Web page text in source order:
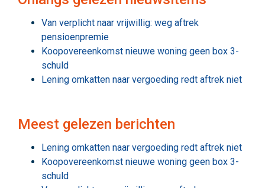
Van verplicht naar vrijwillig: weg aftrek
pensioenpremie
Koopovereenkomst nieuwe woning geen box 3-
schuld
Lening omkatten naar vergoeding redt aftrek niet
Meest gelezen berichten
Lening omkatten naar vergoeding redt aftrek niet
Koopovereenkomst nieuwe woning geen box 3-
schuld